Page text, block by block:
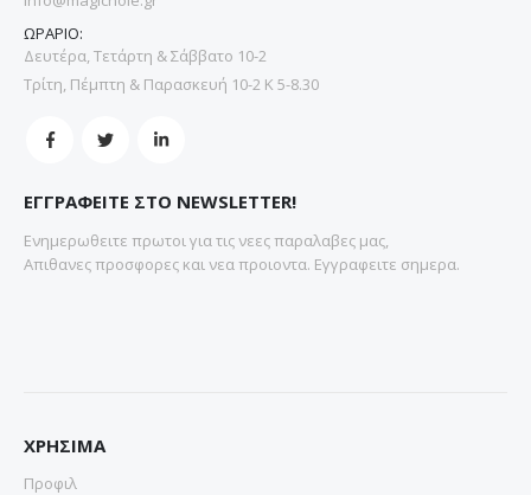
ΩΡΑΡΙΟ:
Δευτέρα, Τετάρτη & Σάββατο 10-2
Τρίτη, Πέμπτη & Παρασκευή 10-2 Κ 5-8.30
ΕΓΓΡΑΦΕΙΤΕ ΣΤΟ NEWSLETTER!
Ενημερωθειτε πρωτοι για τις νεες παραλαβες μας,
Απιθανες προσφορες και νεα προιοντα. Εγγραφειτε σημερα.
ΧΡΗΣΙΜΑ
Προφιλ